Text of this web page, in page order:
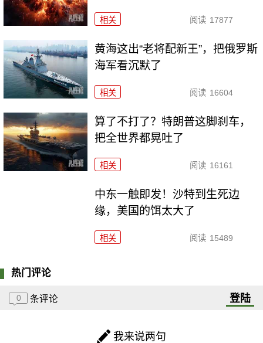
相关 阅读 17877
黄海这出“老将配新王”，把俄罗斯
海军看沉默了
相关 阅读 16604
算了不打了？特朗普这脚刹车，
把全世界都晃吐了
相关 阅读 16161
中东一触即发！沙特到生死边
缘，美国的饵太大了
相关 阅读 15489
热门评论
0 条评论 登陆
我来说两句